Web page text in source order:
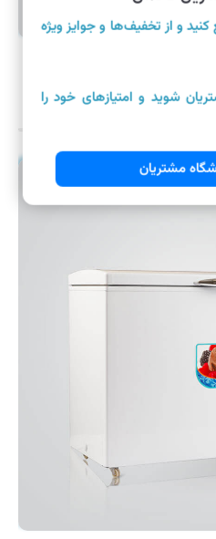
کنید و از تخفیف‌ها و جوایز ویژه
شوید و امتیازهای خود را
مشتریان